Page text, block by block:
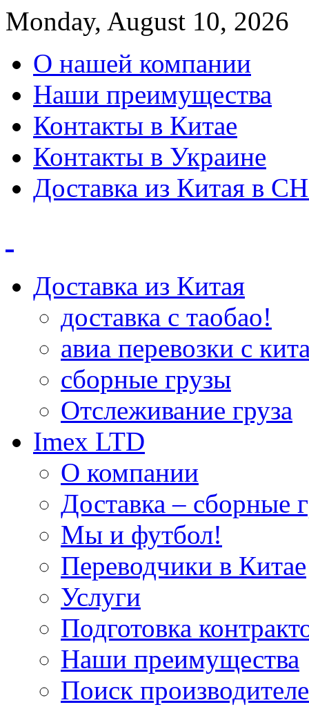
Monday, August 10, 2026
О нашей компании
Наши преимущества
Контакты в Китае
Контакты в Украине
Доставка из Китая в
Доставка из Китая
доставка с таобао!
авиа перевозки с
сборные грузы
Отслеживание груза
Imex LTD
О компании
Доставка – сборные
Мы и футбол!
Переводчики в Китае
Услуги
Подготовка
Наши преимущества
Поиск